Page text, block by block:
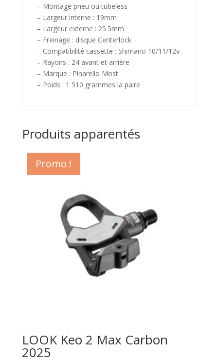
– Montage pneu ou tubeless
– Largeur interne : 19mm
– Largeur externe : 25.5mm
– Freinage : disque Centerlock
– Compatibilité cassette : Shimano 10/11/12v
– Rayons : 24 avant et arrière
– Marque : Pinarello Most
– Poids : 1 510 grammes la paire
Produits apparentés
Promo !
LOOK Keo 2 Max Carbon
2025